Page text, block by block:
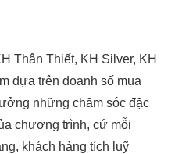
Thân Thiết, KH Silver, KH
dựa trên doanh số mua
những chăm sóc đặc
chương trình, cứ mỗi
khách hàng tích luỹ